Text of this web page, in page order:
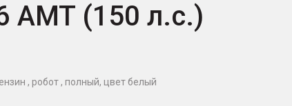
AMT (150 л.с.)
, робот , полный, цвет белый